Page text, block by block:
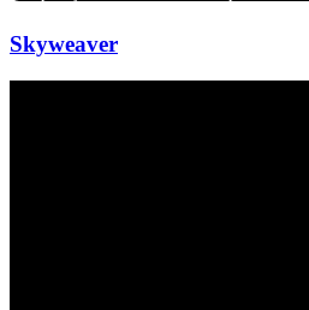
Skyweaver